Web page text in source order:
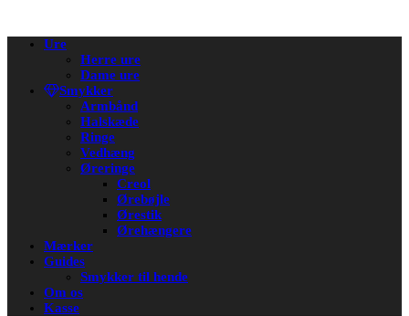
navigation
Ure
Herre ure
Dame ure
Smykker
Armbånd
Halskæde
Ringe
Vedhæng
Øreringe
Creol
Ørebøjle
Ørestik
Ørehængere
Mærker
Guides
Smykker til hende
Om os
Kasse